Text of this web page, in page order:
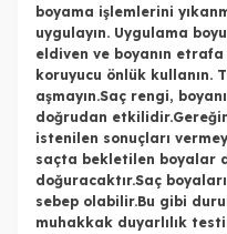
boyama işlemlerini
uygulayın. Uygulama
eldiven ve boyanın etrafa
koruyucu önlük kullanın.
aşmayın.Saç rengi,
doğrudan
istenilen sonuçları
saçta bekletilen boyalar
doğuracaktır.Saç
sebep olabilir.Bu gibi
muhakkak duyarlılık